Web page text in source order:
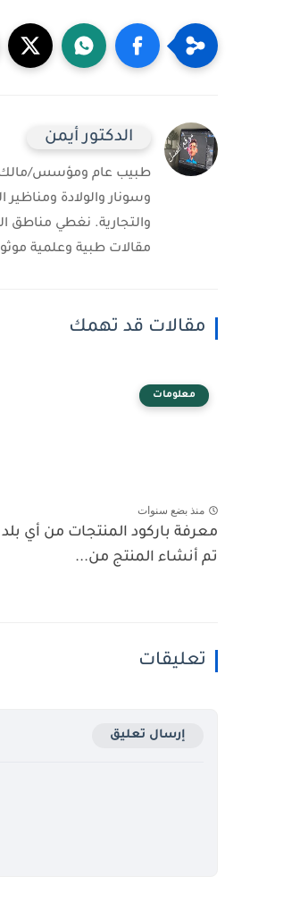
الدكتور أيمن
طبيب عام ومؤسس/مالك
وسونار والولادة
والتجارية. نغطي مناطق
مقالات طبية وعلمية
مقالات قد تهمك
معلومات
منذ بضع سنوات
معرفة باركود المنتجات من أي بلد
تم أنشاء المنتج من...
تعليقات
إرسال تعليق